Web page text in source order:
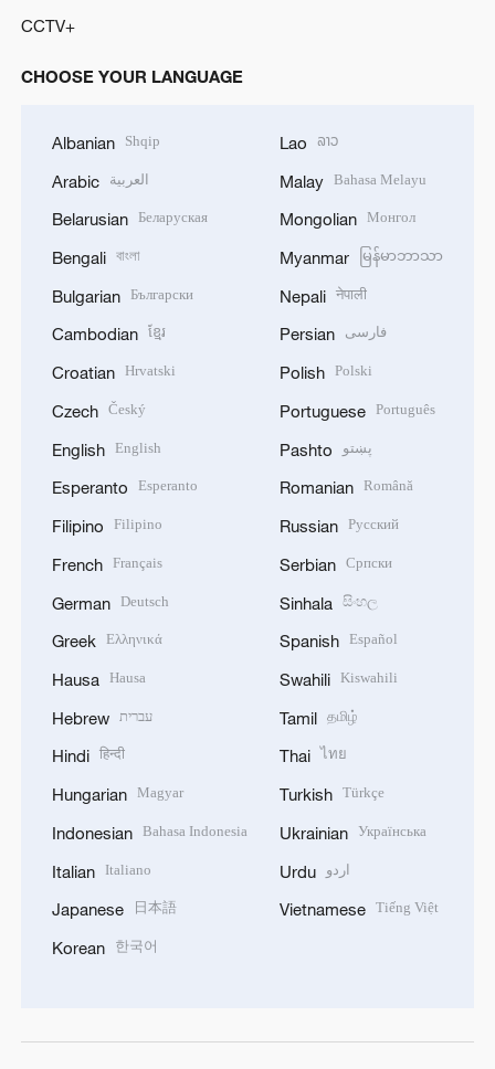
CCTV+
CHOOSE YOUR LANGUAGE
Albanian Shqip
Arabic العربية
Belarusian Беларуская
Bengali বাংলা
Bulgarian Български
Cambodian ខ្មែរ
Croatian Hrvatski
Czech Český
English English
Esperanto Esperanto
Filipino Filipino
French Français
German Deutsch
Greek Ελληνικά
Hausa Hausa
Hebrew עברית
Hindi हिन्दी
Hungarian Magyar
Indonesian Bahasa Indonesia
Italian Italiano
Japanese 日本語
Korean 한국어
Lao ລາວ
Malay Bahasa Melayu
Mongolian Монгол
Myanmar မြန်မာဘာသာ
Nepali नेपाली
Persian فارسی
Polish Polski
Portuguese Português
Pashto پښتو
Romanian Română
Russian Русский
Serbian Српски
Sinhala සිංහල
Spanish Español
Swahili Kiswahili
Tamil தமிழ்
Thai ไทย
Turkish Türkçe
Ukrainian Українська
Urdu اردو
Vietnamese Tiếng Việt